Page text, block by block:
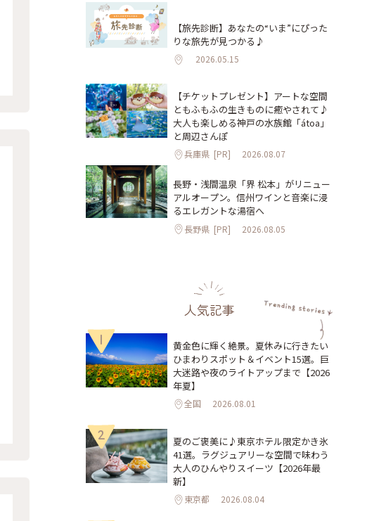
【旅先診断】あなたの“いま”にぴった
りな旅先が見つかる♪
2026.05.15
【チケットプレゼント】アートな空間
ともふもふの生きものに癒やされて♪
大人も楽しめる神戸の水族館「átoa」
と周辺さんぽ
兵庫県 [PR] 2026.08.07
長野・浅間温泉「界 松本」がリニュー
アルオープン。信州ワインと音楽に浸
るエレガントな湯宿へ
長野県 [PR] 2026.08.05
人気記事
1
黄金色に輝く絶景。夏休みに行きたい
ひまわりスポット＆イベント15選。巨
大迷路や夜のライトアップまで【2026
年夏】
全国 2026.08.01
2
夏のご褒美に♪東京ホテル限定かき氷
41選。ラグジュアリーな空間で味わう
大人のひんやりスイーツ【2026年最
新】
東京都 2026.08.04